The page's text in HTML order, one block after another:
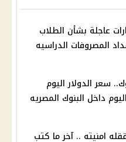
عاجلة بشأن الطلاب
المصروفات الدراسيه
داخل 4 بنوك.. سعر الدولار اليوم
داخل البنوك المصريه
امنيته .. آخر ما كتب